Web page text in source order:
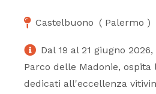
Castelbuono ( Palermo )
Dal 19 al 21 giugno
Parco delle Madonie, ospita
dedicati all'eccellenza